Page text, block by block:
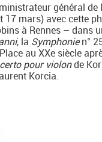
général de
17 mars) avec cette
à Rennes –
, la Symphonien°
au XXe siècle
pour violonde
Korcia.